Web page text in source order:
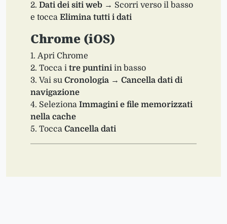
Dati dei siti web → Scorri verso il basso
e tocca Elimina tutti i dati
Chrome (iOS)
Apri Chrome
Tocca i tre puntini in basso
Vai su Cronologia → Cancella dati di
navigazione
Seleziona Immagini e file memorizzati
nella cache
Tocca Cancella dati